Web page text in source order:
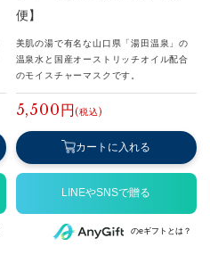
便】
美肌の湯で有名な山口県「湯田温泉」の
温泉水と国産オーストリッチオイル配合
のモイスチャーマスクです。
5,500円
カートに入れる
のeギフトとは？